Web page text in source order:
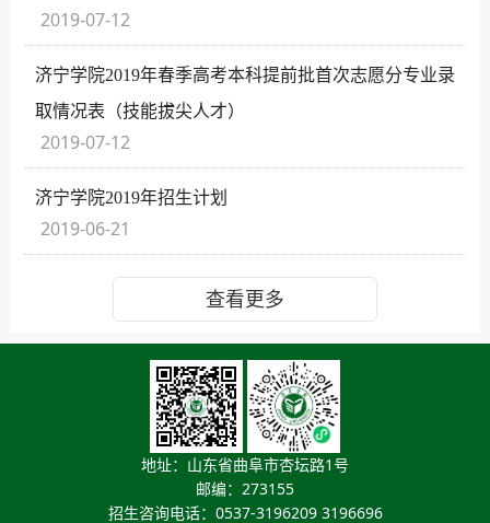
2019-07-12
济宁学院2019年春季高考本科提前批首次志愿分专业录
取情况表（技能拔尖人才）
2019-07-12
济宁学院2019年招生计划
2019-06-21
查看更多
地址：山东省曲阜市杏坛路1号
邮编：273155
招生咨询电话：0537-3196209 3196696